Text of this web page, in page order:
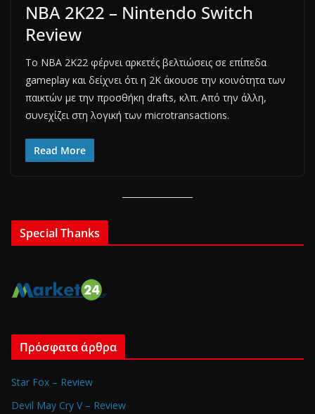
NBA 2K22 – Nintendo Switch
Review
Το NBA 2K22 φέρνει αρκετές βελτιώσεις σε επίπεδα
gameplay και δείχνει ότι η 2Κ άκουσε την κοινότητα των
παικτών με την προσθήκη drafts, κλπ. Από την άλλη,
συνεχίζει στη λογική των microtransactions.
Read More
Special Thanks
Πρόσφατα άρθρα
Star Fox – Review
Devil May Cry V – Review